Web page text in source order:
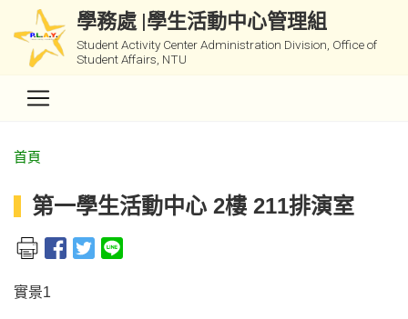
學務處 |學生活動中心管理組
Student Activity Center Administration Division, Office of
Student Affairs, NTU
首頁
第一學生活動中心 2樓 211排演室
實景1